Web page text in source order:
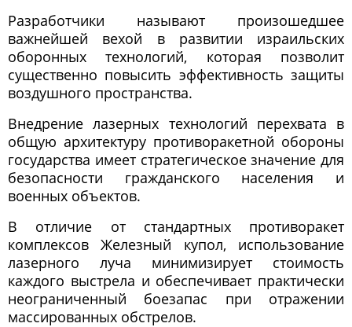
Разработчики называют произошедшее
важнейшей вехой в развитии израильских
оборонных технологий, которая позволит
существенно повысить эффективность защиты
воздушного пространства.
Внедрение лазерных технологий перехвата в
общую архитектуру противоракетной обороны
государства имеет стратегическое значение для
безопасности гражданского населения и
военных объектов.
В отличие от стандартных противоракет
комплексов Железный купол, использование
лазерного луча минимизирует стоимость
каждого выстрела и обеспечивает практически
неограниченный боезапас при отражении
массированных обстрелов.